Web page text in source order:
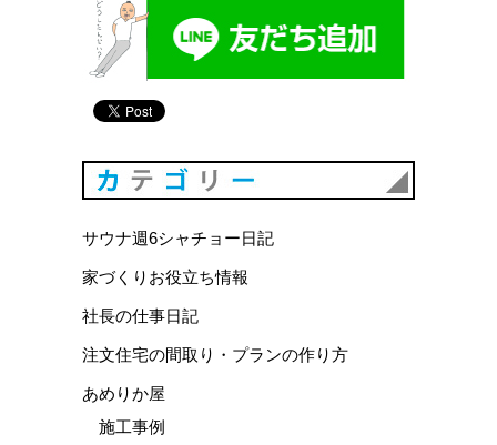
サウナ週6シャチョー日記
家づくりお役立ち情報
社長の仕事日記
注文住宅の間取り・プランの作り方
あめりか屋
施工事例